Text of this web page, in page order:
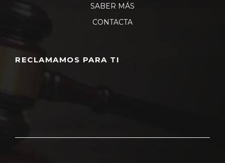
SABER MÁS
CONTACTA
RECLAMAMOS PARA TI